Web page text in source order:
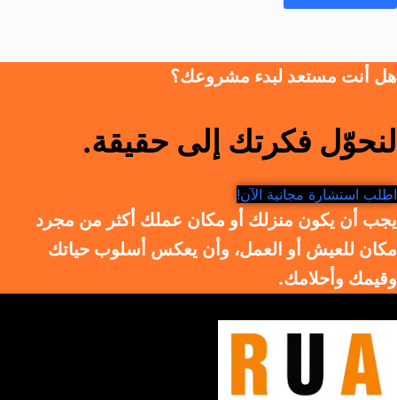
هل أنت مستعد لبدء مشروعك؟
لنحوّل فكرتك إلى حقيقة.
اطلب استشارة مجانية الآن!
يجب أن يكون منزلك أو مكان عملك أكثر من مجرد
مكان للعيش أو العمل، وأن يعكس أسلوب حياتك
وقيمك وأحلامك.